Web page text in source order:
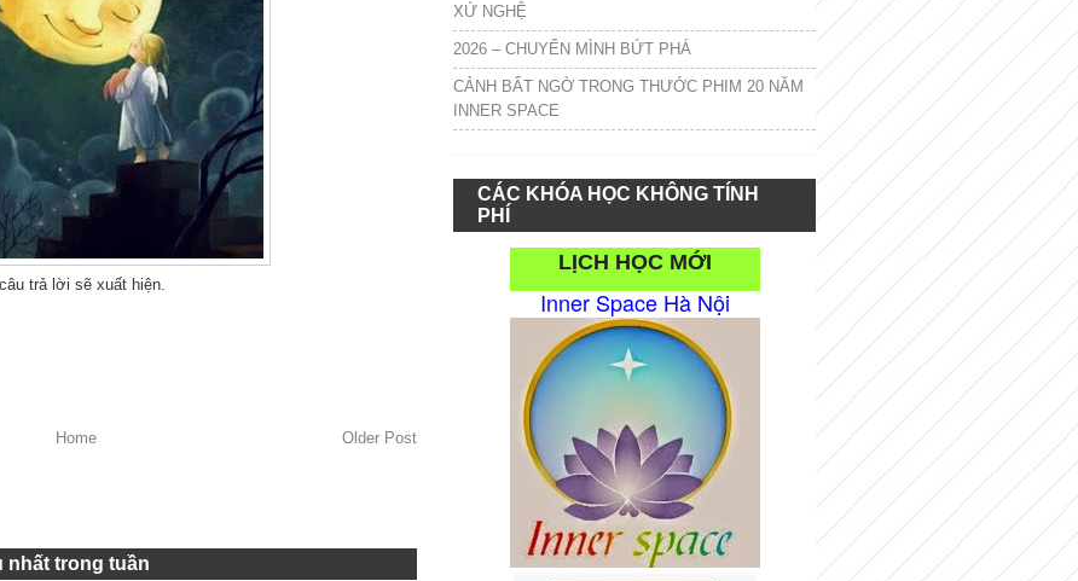
trả lời sẽ xuất hiện.
Older Post
Home
trong tuần
XỨ NGHỆ
2026 – CHUYỂN MÌNH BỨT PHÁ
CẢNH BẤT NGỜ TRONG THƯỚC PHIM 20 NĂM
INNER SPACE
CÁC KHÓA HỌC KHÔNG TÍNH
PHÍ
LỊCH HỌC MỚI
Inner Space Hà Nội